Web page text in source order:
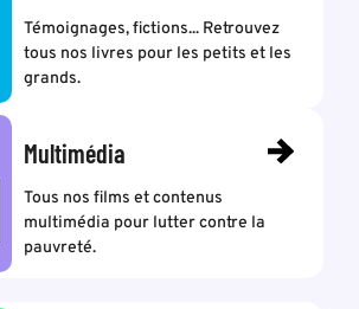
Témoignages, fictions... Retrouvez
tous nos livres pour les petits et les
grands.
Multimédia
Tous nos films et contenus
multimédia pour lutter contre la
pauvreté.